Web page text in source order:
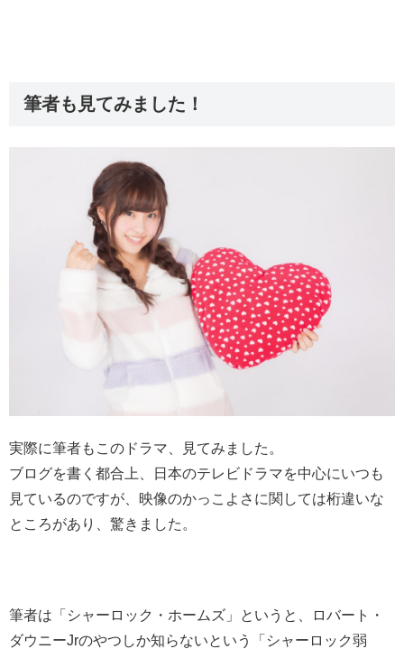
筆者も見てみました！
実際に筆者もこのドラマ、見てみました。
ブログを書く都合上、日本のテレビドラマを中心にいつも
見ているのですが、映像のかっこよさに関しては桁違いな
ところがあり、驚きました。
筆者は「シャーロック・ホームズ」というと、ロバート・
ダウニーJrのやつしか知らないという「シャーロック弱